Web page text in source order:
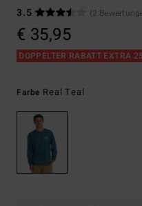
3.5
(2
€ 35,95
DOPPELTER RABATT EXTRA
Farbe Real Teal